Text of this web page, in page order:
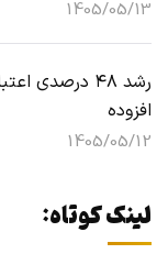
1405/05/13
رشد ۴۸
افزوده
1405/05/12
لینک کوتاه: